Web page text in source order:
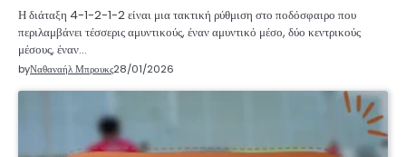
Η διάταξη 4-1-2-1-2 είναι μια τακτική ρύθμιση στο ποδόσφαιρο που
περιλαμβάνει τέσσερις αμυντικούς, έναν αμυντικό μέσο, δύο κεντρικούς
μέσους, έναν…
byΝαθαναήλ Μπρουκς28/01/2026